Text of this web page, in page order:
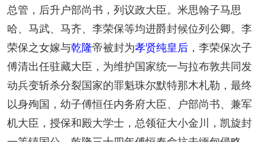
总管，后升户部尚书，列议政大臣。米思翰子马思
哈、马武、马齐、李荣保等均进爵封候位列公卿。李
荣保之女嫁与乾隆帝被封为孝贤纯皇后 ，李荣保次子
傅清出任驻藏大臣，为维护国家统一与拉布敦共同发
动兵变斩杀分裂国家的罪魁珠尔默特那木札勒，最终
以身殉国，幼子傅恒任内务府大臣、户部尚书、兼军
机大臣，授保和殿大学士，总领征大小金川，凯旋封